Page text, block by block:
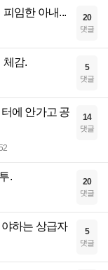
임한 아내... 20
댓글
체감. 5
댓글
에 안가고 공
14
댓글
. 20
댓글
하는 상급자 5
댓글